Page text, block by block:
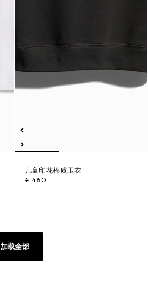
儿童印花棉质卫衣
€ 460
加载全部